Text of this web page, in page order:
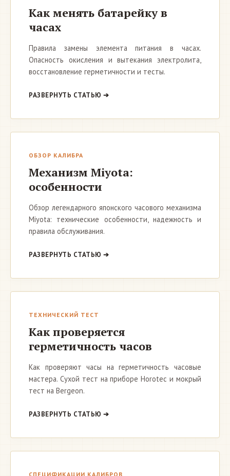
Как менять батарейку в
часах
Правила замены элемента питания в часах.
Опасность окисления и вытекания электролита,
восстановление герметичности и тесты.
РАЗВЕРНУТЬ СТАТЬЮ ➔
ОБЗОР КАЛИБРА
Механизм Miyota:
особенности
Обзор легендарного японского часового механизма
Miyota: технические особенности, надежность и
правила обслуживания.
РАЗВЕРНУТЬ СТАТЬЮ ➔
ТЕХНИЧЕСКИЙ ТЕСТ
Как проверяется
герметичность часов
Как проверяют часы на герметичность часовые
мастера. Сухой тест на приборе Horotec и мокрый
тест на Bergeon.
РАЗВЕРНУТЬ СТАТЬЮ ➔
СПЕЦИФИКАЦИИ КАЛИБРОВ